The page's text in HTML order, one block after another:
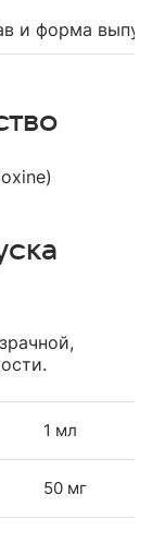
и форма
1 мл
50 мг